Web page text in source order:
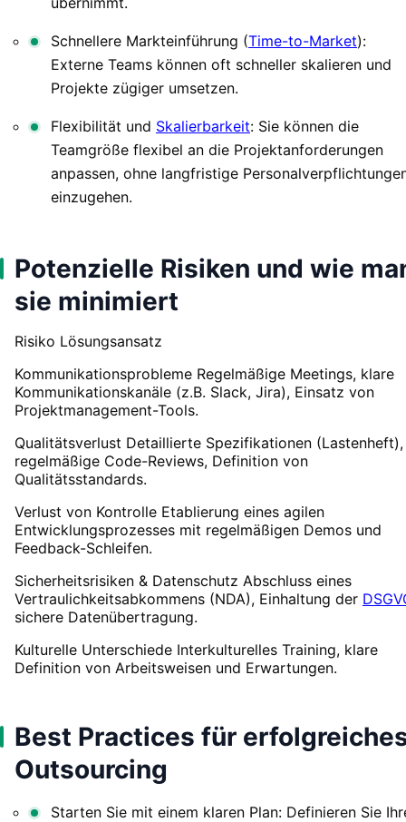
Schnellere Markteinführung (Time-to-Market):
Externe Teams können oft schneller skalieren und
Projekte zügiger umsetzen.
Flexibilität und Skalierbarkeit: Sie können die
Teamgröße flexibel an die Projektanforderungen
anpassen, ohne langfristige
einzugehen.
Potenzielle Risiken und wie
sie minimiert
Risiko Lösungsansatz
Kommunikationsprobleme Regelmäßige Meetings, klare
Kommunikationskanäle (z.B. Slack, Jira), Einsatz von
Projektmanagement-Tools.
Qualitätsverlust Detaillierte Spezifikationen (Lastenheft),
regelmäßige Code-Reviews, Definition von
Qualitätsstandards.
Verlust von Kontrolle Etablierung eines agilen
Entwicklungsprozesses mit regelmäßigen Demos und
Feedback-Schleifen.
Sicherheitsrisiken & Datenschutz Abschluss eines
Vertraulichkeitsabkommens (NDA), Einhaltung der
sichere Datenübertragung.
Kulturelle Unterschiede Interkulturelles Training, klare
Definition von Arbeitsweisen und Erwartungen.
Best Practices für
Outsourcing
Starten Sie mit einem klaren Plan: Definieren Sie